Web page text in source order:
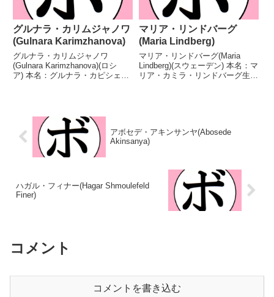
グルナラ・カリムジャノワ
(Gulnara Karimzhanova)
グルナラ・カリムジャノワ
(Gulnara Karimzhanova)(ロシ
ア) 本名：グルナラ・カピシェフ
歴】■WIBA世界女子ライト級タ
イトルマッチ...
マリア・リンドバーグ
(Maria Lindberg)
マリア・リンドバーグ(Maria
Lindberg)(スウェーデン) 本名：マ
リア・カミラ・リンドバーグ生年
アボセデ・アキンサンヤ(Abosede
Akinsanya)
ハガル・フィナー(Hagar Shmoulefeld
Finer)
コメント
コメントを書き込む